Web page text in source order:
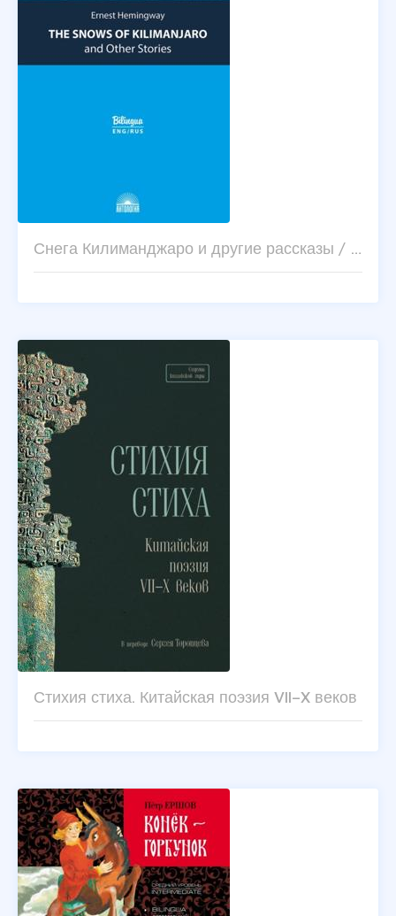
Снега Килиманджаро и другие рассказы / …
Стихия стиха. Китайская поэзия VII–X веков